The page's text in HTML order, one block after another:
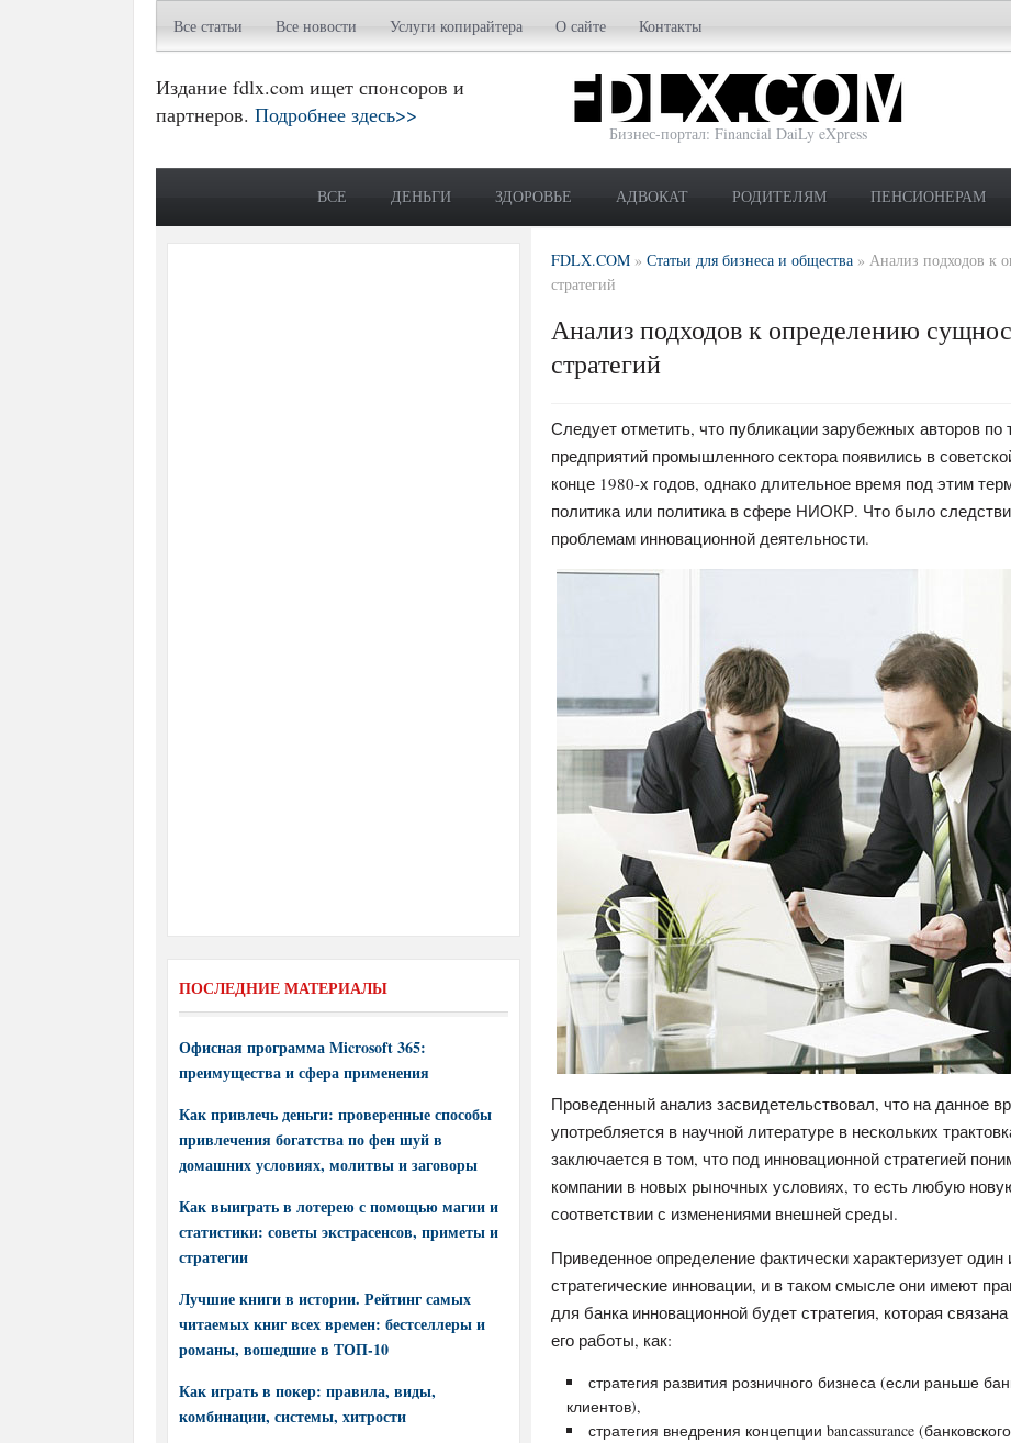
Все статьи Все новости Услуги копирайтера О сайте Контакты
Издание fdlx.com ищет спонсоров и
партнеров. Подробнее здесь>>
Бизнес-портал: Financial DaiLy eXpress
ВСЕ ДЕНЬГИ ЗДОРОВЬЕ АДВОКАТ РОДИТЕЛЯМ ПЕНСИОНЕРАМ
FDLX.COM » Статьи для бизнеса и общества » Анализ подходов к
стратегий
Анализ подходов к определению
стратегий
Следует отметить, что публикации зарубежных авторов по
предприятий промышленного сектора появились в
конце 1980-х годов, однако длительное время под этим
политика или политика в сфере НИОКР. Что было
проблемам инновационной деятельности.
Проведенный анализ засвидетельствовал, что на данное
употребляется в научной литературе в нескольких
заключается в том, что под инновационной стратегией
компании в новых рыночных условиях, то есть любую
соответствии с изменениями внешней среды.
Приведенное определение фактически характеризует
стратегические инновации, и в таком смысле они имеют
для банка инновационной будет стратегия, которая
его работы, как:
стратегия развития розничного бизнеса (если раньше
клиентов),
стратегия внедрения концепции banсassurance
ПОСЛЕДНИЕ МАТЕРИАЛЫ
Офисная программа Microsoft 365:
преимущества и сфера применения
Как привлечь деньги: проверенные способы
привлечения богатства по фен шуй в
домашних условиях, молитвы и заговоры
Как выиграть в лотерею с помощью магии и
статистики: советы экстрасенсов, приметы и
стратегии
Лучшие книги в истории. Рейтинг самых
читаемых книг всех времен: бестселлеры и
романы, вошедшие в ТОП-10
Как играть в покер: правила, виды,
комбинации, системы, хитрости